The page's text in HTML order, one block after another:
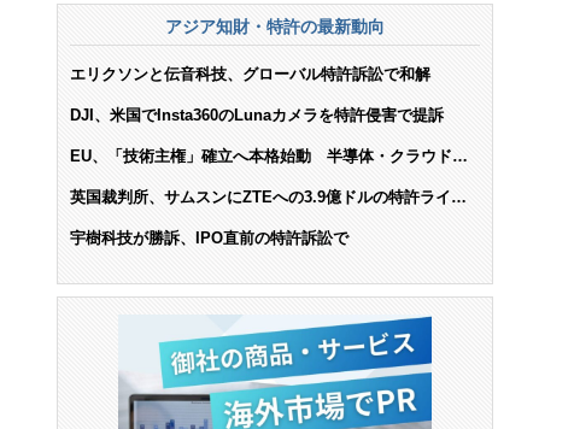
アジア知財・特許の最新動向
エリクソンと伝音科技、グローバル特許訴訟で和解
DJI、米国でInsta360のLunaカメラを特許侵害で提訴
EU、「技術主権」確立へ本格始動 半導体・クラウド・
英国裁判所、サムスンにZTEへの3.9億ドルの特許ライセ
宇樹科技が勝訴、IPO直前の特許訴訟で